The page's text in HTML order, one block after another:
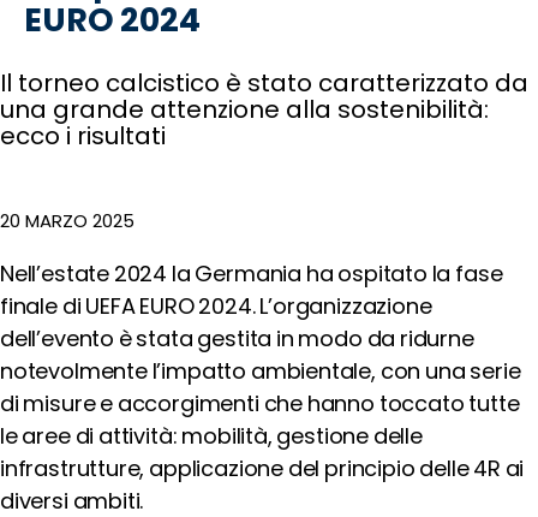
Emergenza
Diritti
Economia
Circolare
Sostenibilità
Eventi
Sostenibilità
delle
Infrastrutture
out!
EURO 2024
Il torneo calcistico è stato caratterizzato da
una grande attenzione alla sostenibilità:
ecco i risultati
20 MARZO 2025
Nell’estate 2024 la Germania ha ospitato la fase
finale di UEFA EURO 2024. L’organizzazione
dell’evento è stata gestita in modo da ridurne
notevolmente l’impatto ambientale, con una serie
di misure e accorgimenti che hanno toccato tutte
le aree di attività: mobilità, gestione delle
infrastrutture, applicazione del principio delle 4R ai
diversi ambiti.